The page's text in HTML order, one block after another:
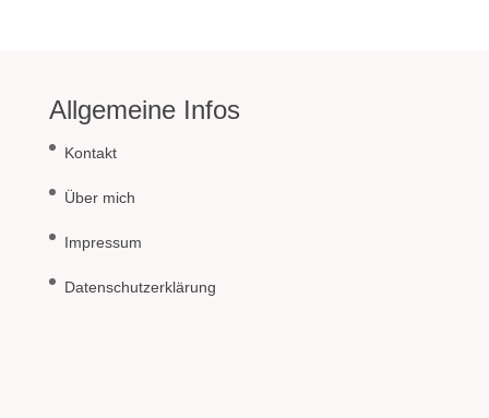
Allgemeine Infos
Kontakt
Über mich
Impressum
Datenschutzerklärung